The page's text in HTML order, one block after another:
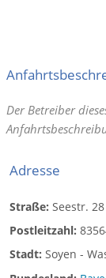
Der Betreiber
Adresse
Straße: Seestr. 28
Postleitzahl:
Stadt: Soyen -